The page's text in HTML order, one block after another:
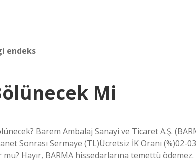
endeks
Mi
Barem Ambalaj Sanayi ve Ticaret A.Ş.
Sonrası Sermaye (TL)Ücretsiz İK Oranı (%)02-
Hayır, BARMA hissedarlarına temettü